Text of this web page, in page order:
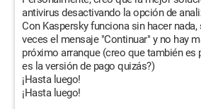
antivirus desactivando la opción de
Con Kaspersky funciona sin hacer
veces el mensaje "Continuar" y no hay
próximo arranque (creo que también es
es la versión de pago quizás?)
¡Hasta luego!
¡Hasta luego!